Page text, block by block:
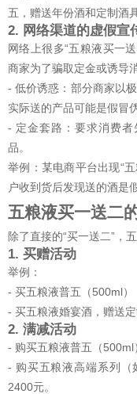
五，赠送年份酒和定制酒
2. 网络渠道的虚假宣
网络上很多“五粮液买一
商家为了骗取定金或诱导
- 低价诱惑：部分商家以
实际送的产品可能是假冒
- 定金套路：要求消费
品。
举例：某电商平台出现“
户收到货后发现送的酒是
五粮液买一送二
除了直接的“买一送二”，
1. 买赠活动
举例：
- 买五粮液普五（500ml）
- 买五粮液婚宴酒，赠送定
2. 满减活动
- 购买五粮液普五（500ml
- 购买五粮液高端系列（
2400元。